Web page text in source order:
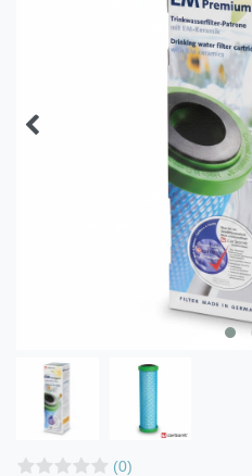
(0)